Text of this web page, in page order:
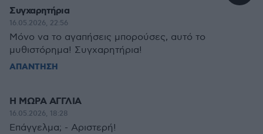
Συγχαρητήρια
16.05.2026, 22:56
Μόνο να το αγαπήσεις μπορούσες, αυτό το
μυθιστόρημα! Συγχαρητήρια!
ΑΠΑΝΤΗΣΗ
Η ΜΩΡΑ ΑΓΓΛΙΑ
16.05.2026, 18:28
Επάγγελμα; - Αριστερή!